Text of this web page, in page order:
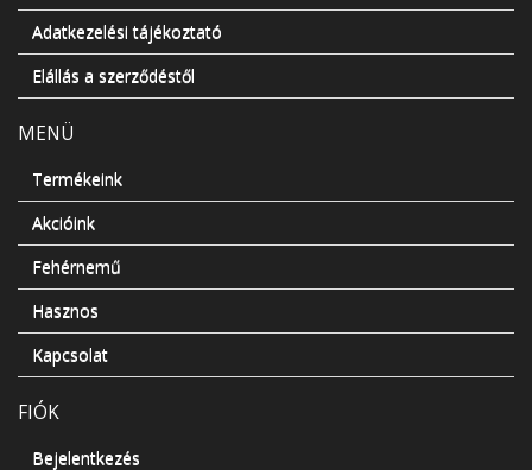
Adatkezelési tájékoztató
Elállás a szerződéstől
MENÜ
Termékeink
Akcióink
Fehérnemű
Hasznos
Kapcsolat
FIÓK
Bejelentkezés